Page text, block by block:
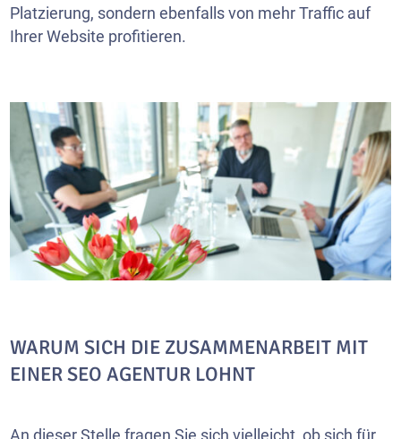
Platzierung, sondern ebenfalls von mehr Traffic auf
Ihrer Website profitieren.
WARUM SICH DIE ZUSAMMENARBEIT MIT
EINER SEO AGENTUR LOHNT